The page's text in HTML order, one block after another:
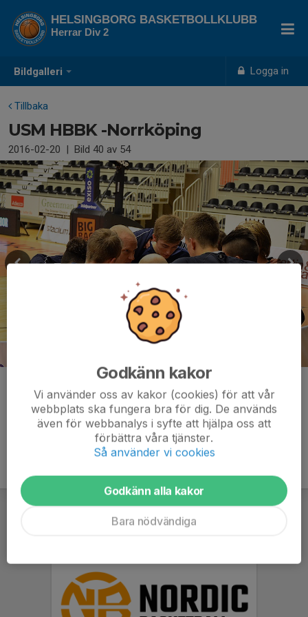
Bildgalleri Logga in
HELSINGBORG BASKETBOLLKLUBB
Herrar Div 2
Tillbaka
USM HBBK -Norrköping
2016-02-20 | Bild 40 av 54
Kommentarer
Godkänn kakor
Vi använder oss av kakor (cookies) för att vår
webbplats ska fungera bra för dig. De används
även för webbanalys i syfte att hjälpa oss att
förbättra våra tjänster.
Så använder vi cookies
Godkänn alla kakor
Bara nödvändiga